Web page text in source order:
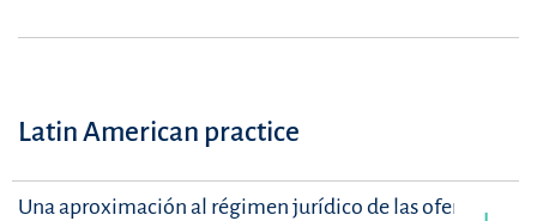
Latin American practice
Una aproximación al régimen jurídico de las ofertas